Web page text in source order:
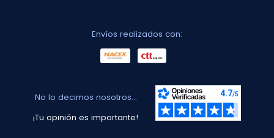
Envíos realizados con:
No lo decimos nosotros...
¡Tu opinión es importante!